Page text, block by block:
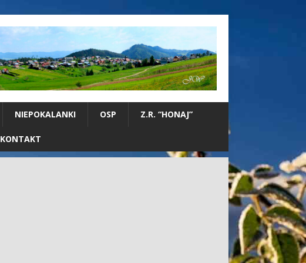
NIEPOKALANKI OSP Z.R. “HONAJ”
KONTAKT